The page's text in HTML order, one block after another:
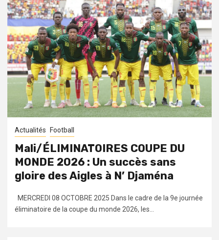
Actualités Football
Mali/ÉLIMINATOIRES COUPE DU
MONDE 2026 : Un succès sans
gloire des Aigles à N’ Djaména
MERCREDI 08 OCTOBRE 2025 Dans le cadre de la 9e journée
éliminatoire de la coupe du monde 2026, les...